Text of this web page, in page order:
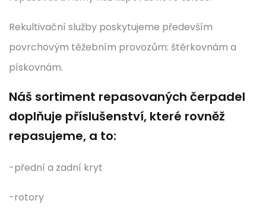
Rekultivační služby poskytujeme především
povrchovým těžebním provozům: štěrkovnám a
pískovnám.
Náš sortiment repasovaných čerpadel
doplňuje příslušenství, které rovněž
repasujeme, a to:
-přední a zadní kryt
-rotory